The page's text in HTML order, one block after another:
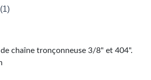
chaîne tronçonneuse 3/8" et 404".